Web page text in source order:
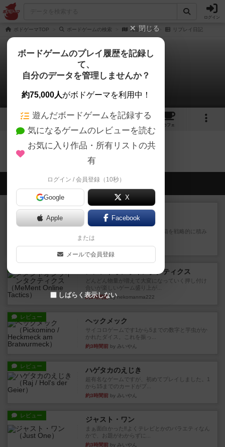
ログイン
ボドゲーマTOP ボードゲームの検索 海賊ダイス リプレイ日記
海賊ダイス
0件のリプレイ日記
3 3
カフェ
海賊ダイスのトップに戻る
会員の新しい投稿
ルール/インスト
マーケットフレッシュ
目的あなたの店先に農産物の木箱を戦略的に積み
重ねて在庫を最大化し、競合...
約1時間前by jurong
メメントオンラインタクティクス
どんどん物量が増えて大変になっていく押し付け
合いが楽しいゲーム盛り上が...
約1時間前by nekomanma222
レビュー ヘックメック
サイコロゲームです1から5までの数字と芋虫がか
かれたダイス。これを振っ...
約3時間前 by みいやん
レビュー ハゲタカのえじき
超有名なゲームですが、初めてプレイしました。1
から15までのカードがプ...
約3時間前 by みいやん
レビュー ジャスト・ワン
まぁ面白かった‼️よくテレビとかのバラエティなん
かで、お題がわからずに...
約3時間前 by みいやん
閉じる
ボードゲームのプレイ履歴を記録し
て、
自分のデータを管理しませんか？
約75,000人がボドゲーマを利用中！
遊んだボードゲームを記録する
気になるゲームのレビューを読む
お気に入り作品・所有リストの共
有
ログイン / 会員登録（10秒）
Google X
Apple Facebook
または
メールで会員登録
しばらく表示しない